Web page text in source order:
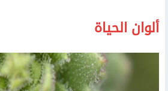
ألوان الحياة